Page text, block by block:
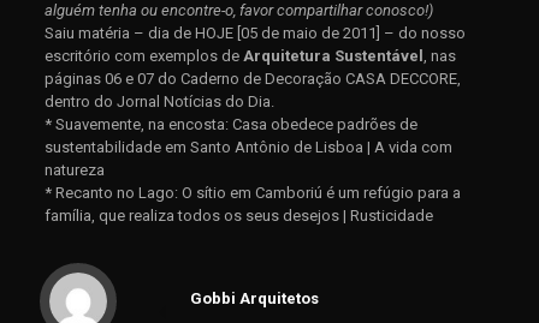
alguém tenha ou encontre-o, favor compartilhar conosco!)
Saiu matéria – dia de HOJE [05 de maio de 2011] – do nosso
escritório com exemplos de Arquitetura Sustentável , nas
páginas 06 e 07 do Caderno de Decoração CASA DECCORE,
dentro do Jornal Notícias do Dia.
* Suavemente, na encosta: Casa obedece padrões de
sustentabilidade em Santo Antônio de Lisboa | A vida com
natureza
* Recanto no Lago: O sítio em Camboriú é um refúgio para a
família, que realiza todos os seus desejos | Rusticidade
Gobbi Arquitetos